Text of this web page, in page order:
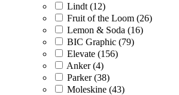
Lindt (12)
Fruit of the Loom (26)
Lemon & Soda (16)
BIC Graphic (79)
Elevate (156)
Anker (4)
Parker (38)
Moleskine (43)